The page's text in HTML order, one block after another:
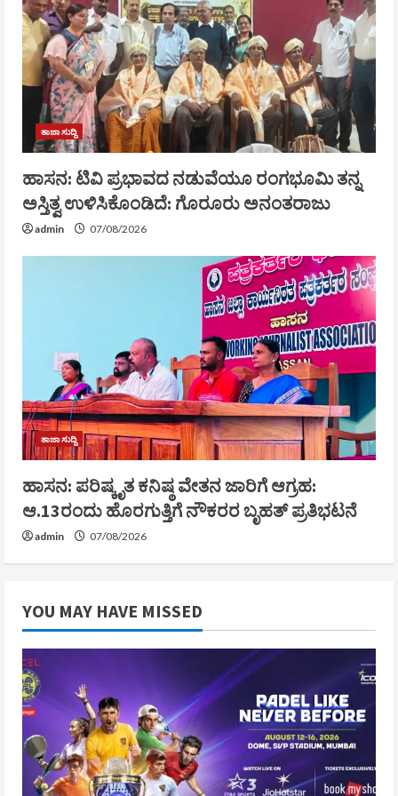
ತಾಜಾ ಸುದ್ದಿ
ಹಾಸನ: ಟಿವಿ ಪ್ರಭಾವದ ನಡುವೆಯೂ ರಂಗಭೂಮಿ ತನ್ನ
ಅಸ್ತಿತ್ವ ಉಳಿಸಿಕೊಂಡಿದೆ: ಗೊರೂರು ಅನಂತರಾಜು
admin 07/08/2026
ತಾಜಾ ಸುದ್ದಿ
ಹಾಸನ: ಪರಿಷ್ಕೃತ ಕನಿಷ್ಠ ವೇತನ ಜಾರಿಗೆ ಆಗ್ರಹ:
ಆ.13ರಂದು ಹೊರಗುತ್ತಿಗೆ ನೌಕರರ ಬೃಹತ್ ಪ್ರತಿಭಟನೆ
admin 07/08/2026
YOU MAY HAVE MISSED